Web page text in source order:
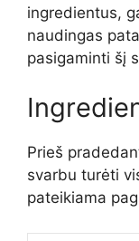
ingredientus,
naudingas
pasigaminti šį
Prieš
svarbu turėti
pateikiama